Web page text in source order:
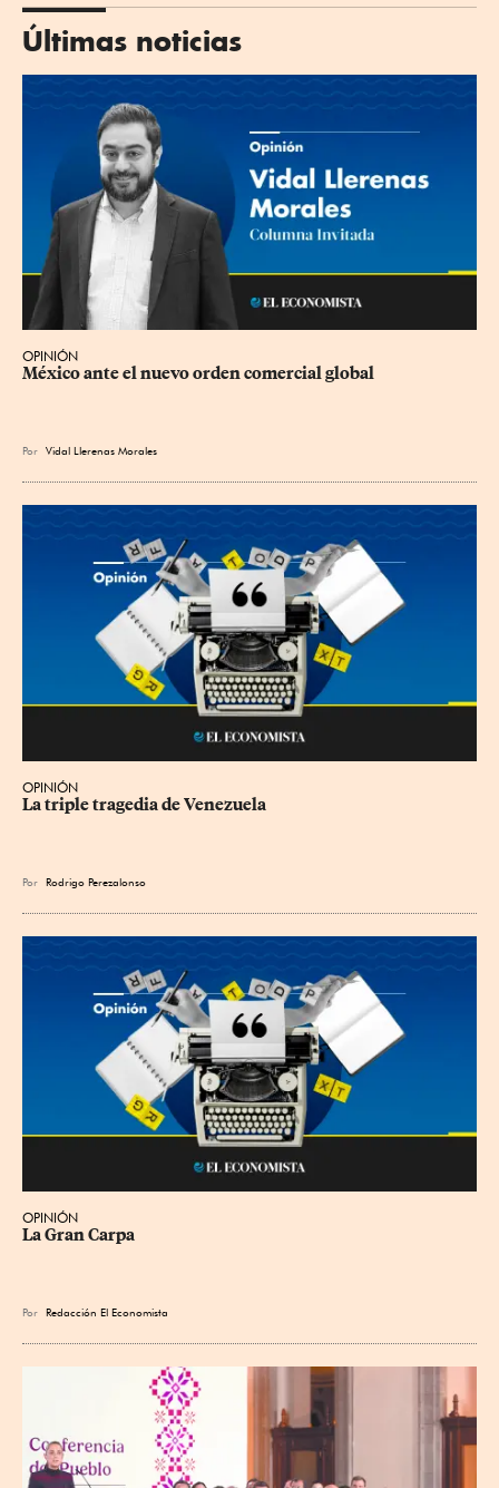
Últimas noticias
OPINIÓN
México ante el nuevo orden comercial global
Por Vidal Llerenas Morales
OPINIÓN
La triple tragedia de Venezuela
Por Rodrigo Perezalonso
OPINIÓN
La Gran Carpa
Por Redacción El Economista